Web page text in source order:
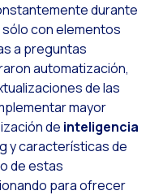
Implementa
¿Conoces la
WiReview &
La voz del cliente: el
Atención al cliente
Potenciación de
Evolución del e-
durante
con elementos
a preguntas
automatización,
de las
mayor
de inteligencia
y características de
de estas
para ofrecer